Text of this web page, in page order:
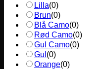
Lilla(0)
Brun(0)
Blå Camo(0)
Rød Camo(0)
Gul Camo(0)
Gul (0)
Orange(0)